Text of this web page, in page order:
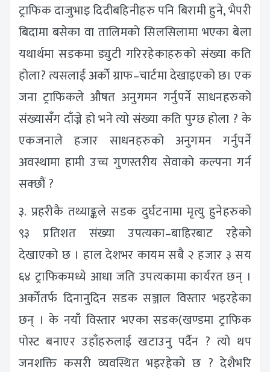
ट्राफिक दाजुभाइ दिदीबहिनीहरु पनि बिरामी हुने, भैपरी
बिदामा बसेका वा तालिमको सिलसिलामा भएका बेला
यथार्थमा सडकमा ड्युटी गरिरहेकाहरुको संख्या कति
होला? त्यसलाई अर्को ग्राफ–चार्टमा देखाइएको छ। एक
जना ट्राफिकले औषत अनुगमन गर्नुपर्ने साधनहरुको
संख्यासँग दाँज्ने हो भने त्यो संख्या कति पुग्छ होला ? के
एकजनाले हजार साधनहरुको अनुगमन गर्नुपर्ने
अवस्थामा हामी उच्च गुणस्तरीय सेवाको कल्पना गर्न
सक्छौं ?
३. प्रहरीकै तथ्याङ्कले सडक दुर्घटनामा मृत्यु हुनेहरुको
९३ प्रतिशत संख्या उपत्यका–बाहिरबाट रहेको
देखाएको छ । हाल देशभर कायम सबै २ हजार ३ सय
६४ ट्राफिकमध्ये आधा जति उपत्यकामा कार्यरत छन् ।
अर्कोतर्फ दिनानुदिन सडक सञ्जाल विस्तार भइरहेका
छन् । के नयाँ विस्तार भएका सडक(खण्डमा ट्राफिक
पोस्ट बनाएर उहाँहरुलाई खटाउनु पर्दैन ? त्यो थप
जनशक्ति कसरी व्यवस्थित भइरहेको छ ? देशैभरि